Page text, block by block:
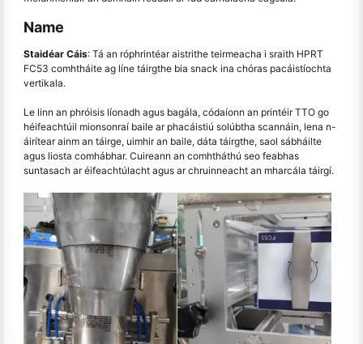
Name
Staidéar Cáis: Tá an róphrintéar aistrithe teirmeacha i sraith HPRT
FC53 comhtháite ag líne táirgthe bia snack ina chóras pacáistíochta
vertikala.
Le linn an phróisis líonadh agus bagála, códaíonn an printéir TTO go
héifeachtúil mionsonraí baile ar phacáistiú solúbtha scannáin, lena n-
áirítear ainm an táirge, uimhir an baile, dáta táirgthe, saol sábháilte
agus liosta comhábhar. Cuireann an comhtháthú seo feabhas
suntasach ar éifeachtúlacht agus ar chruinneacht an mharcála táirgí.